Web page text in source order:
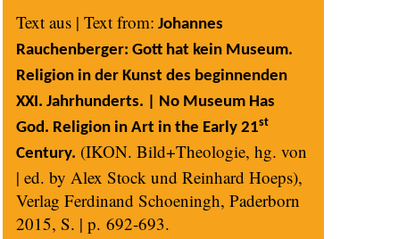
Text aus | Text from: Johannes
Rauchenberger: Gott hat kein Museum.
Religion in der Kunst des beginnenden
XXI. Jahrhunderts. | No Museum Has
God. Religion in Art in the Early 21st
Century. (IKON. Bild+Theologie, hg. von
| ed. by Alex Stock und Reinhard Hoeps),
Verlag Ferdinand Schoeningh, Paderborn
2015, S. | p. 692-693.